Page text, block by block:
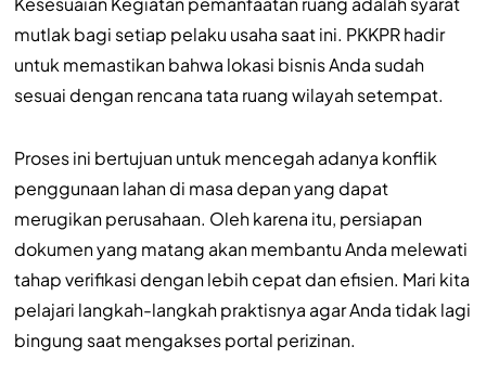
mutlak bagi setiap pelaku usaha saat ini. PKKPR hadir
untuk memastikan bahwa lokasi bisnis Anda sudah
sesuai dengan rencana tata ruang wilayah setempat.
Proses ini bertujuan untuk mencegah adanya konflik
penggunaan lahan di masa depan yang dapat
merugikan perusahaan. Oleh karena itu, persiapan
dokumen yang matang akan membantu Anda melewati
tahap verifikasi dengan lebih cepat dan efisien. Mari kita
pelajari langkah-langkah praktisnya agar Anda tidak lagi
bingung saat mengakses portal perizinan.